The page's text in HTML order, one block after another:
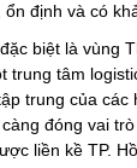
định và có
biệt là vùng
trung tâm
trung của các
đóng vai
liền kề TP.